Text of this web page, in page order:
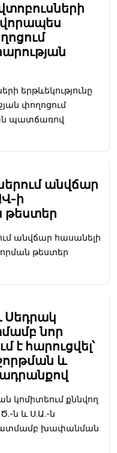
երթևեկությունը
փողոցում
պատճառով
անվճար
ի
թեստեր
անվճար հասանելի
թեստեր
Սեդրակ
նոր
հարուցվել՝
շորթման և
կոմիտեում քննվող
ն և Ս.Ա.-ն
խափանման